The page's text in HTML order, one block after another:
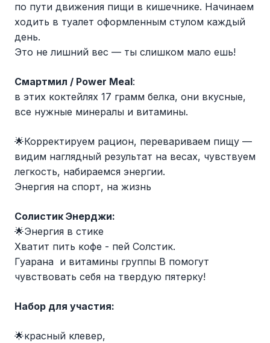
по пути движения пищи в кишечнике. Начинаем
ходить в туалет оформленным стулом каждый
день.
Это не лишний вес — ты слишком мало ешь!
Смартмил / Power Meal:
в этих коктейлях 17 грамм белка, они вкусные,
все нужные минералы и витамины.
🌟Корректируем рацион, перевариваем пищу —
видим наглядный результат на весах, чувствуем
легкость, набираемся энергии.
Энергия на спорт, на жизнь
Солистик Энерджи:
🌟Энергия в стике
Хватит пить кофе - пей Солстик.
Гуарана и витамины группы В помогут
чувствовать себя на твердую пятерку!
Набор для участия:
🌟красный клевер,